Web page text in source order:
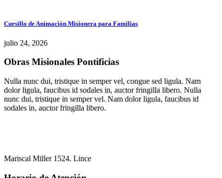
Cursillo de Animación Misionera para Familias
julio 24, 2026
Obras Misionales Pontificias
Nulla nunc dui, tristique in semper vel, congue sed ligula. Nam
dolor ligula, faucibus id sodales in, auctor fringilla libero. Nulla
nunc dui, tristique in semper vel. Nam dolor ligula, faucibus id
sodales in, auctor fringilla libero.
Mariscal Miller 1524. Lince